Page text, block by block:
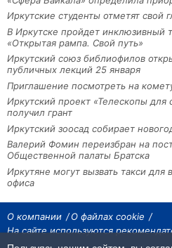
Иркутские студенты отметят свой
В Иркутске пройдет инклюзивный
«Открытая рампа. Свой путь»
Иркутский союз библиофилов
публичных лекций 25 января
Приглашение посмотреть на
Иркутский проект «Телескопы для
получил грант
Иркутский зоосад собирает
Валерий Фомин переизбран на
Общественной палаты Братска
Иркутяне могут вызвать такси
офиса
О компании
О файлах cookie
На сайте используются